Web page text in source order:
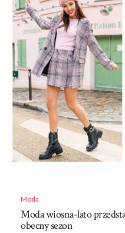
Sprawdzona
odzieży
satysfakcjonujące
W dzisiejszym tempie życia,
internetowa hurtownia
Zamiast tradycyjnych wizyt w
łatwością przeglądać i
w zaciszu własnego domu.
wysiłek, a …
Moda
Moda wiosna-lato
obecny sezon